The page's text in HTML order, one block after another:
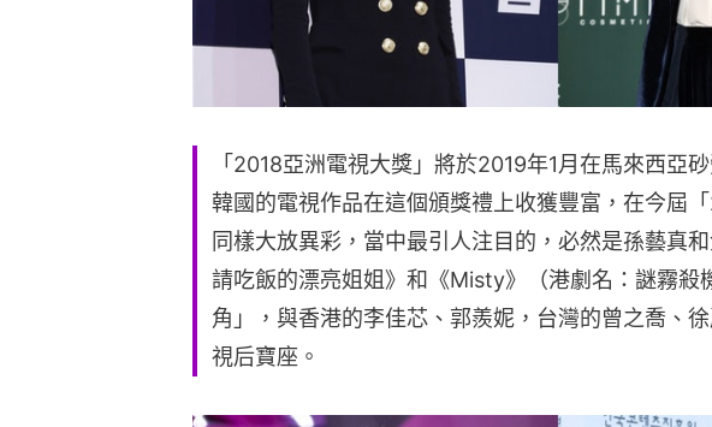
「2018亞洲電視大獎」將於2019年1月在馬來西亞
韓國的電視作品在這個頒獎禮上收獲豐富，在今屆「
同樣大放異彩，當中最引人注目的，必然是孫藝真
請吃飯的漂亮姐姐》和《Misty》（港劇名：謎霧殺
角」，與香港的李佳芯、郭羨妮，台灣的曾之喬、
視后寶座。